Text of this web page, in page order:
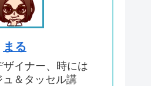
まる
ザイナー、時には
ュ＆タッセル講